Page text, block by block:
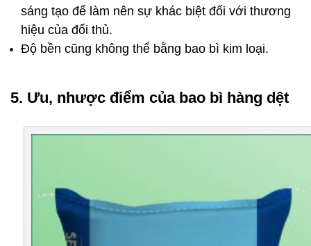
sáng tạo để làm nên sự khác biệt đối với thương
hiệu của đối thủ.
Độ bền cũng không thể bằng bao bì kim loại.
5. Ưu, nhược điểm của bao bì hàng dệt